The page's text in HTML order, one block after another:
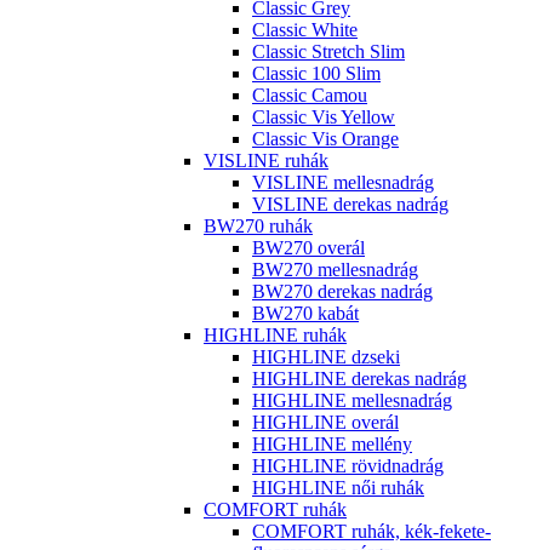
Classic Grey
Classic White
Classic Stretch Slim
Classic 100 Slim
Classic Camou
Classic Vis Yellow
Classic Vis Orange
VISLINE ruhák
VISLINE mellesnadrág
VISLINE derekas nadrág
BW270 ruhák
BW270 overál
BW270 mellesnadrág
BW270 derekas nadrág
BW270 kabát
HIGHLINE ruhák
HIGHLINE dzseki
HIGHLINE derekas nadrág
HIGHLINE mellesnadrág
HIGHLINE overál
HIGHLINE mellény
HIGHLINE rövidnadrág
HIGHLINE női ruhák
COMFORT ruhák
COMFORT ruhák, kék-fekete-